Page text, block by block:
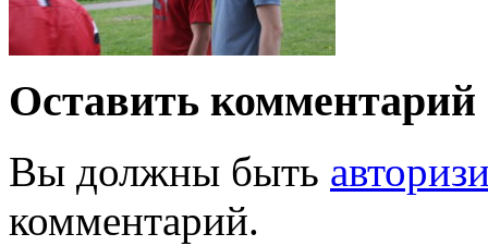
Оставить комментарий
Вы должны быть
комментарий.